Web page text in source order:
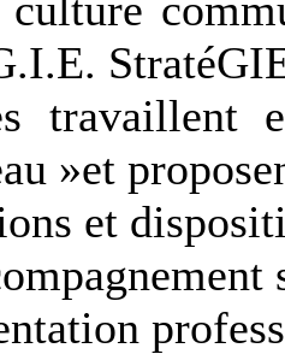
travaillent
»et
et